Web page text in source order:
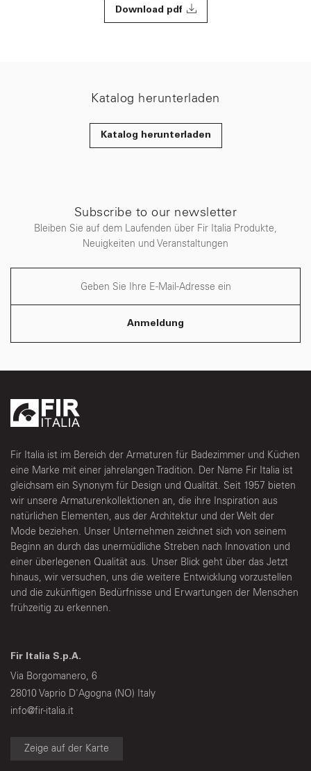
Download pdf
Katalog herunterladen
Katalog herunterladen
Subscribe to our newsletter
Bleiben Sie auf dem Laufenden über Fir Italia Produkte,
Neuigkeiten und Veranstaltungen
Anmeldung
Fir Italia ist im Bereich der Armaturen für Badezimmer und Küchen
eine Marke mit einer jahrelangen Tradition. Der Name Fir Italia ist
gleichsam ein Synonym für Design und Qualität. Seit 1957 bieten
wir unsere Armaturenkollektionen an, die ihre Inspiration aus
natürlichen Elementen, aus der Architektur und der Welt der
Mode beziehen. Unser Unternehmen zeichnet sich von seinem
Beginn an durch das unermüdliche Streben nach Innovation und
einer überlegenen Qualität aus. Unser Blick geht über das Jetzt
hinaus, wir versuchen, uns die weitere Entwicklung vorzustellen
und die zukünftigen Bedürfnisse und Erwartungen der Menschen
frühzeitig zu erkennen.
Fir Italia S.p.A.
Via Borgomanero, 6
28010 Vaprio D'Agogna (NO) Italy
info@fir-italia.it
Zeige auf der Karte